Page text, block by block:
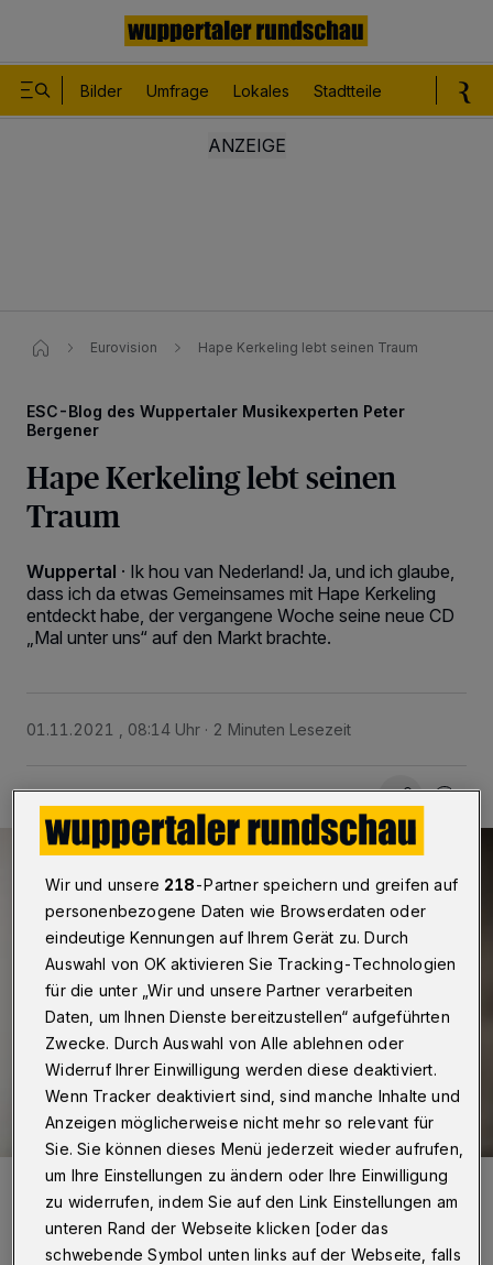
Bilder Umfrage Lokales Stadtteile
Eurovision Hape Kerkeling lebt seinen Traum
ESC-Blog des Wuppertaler Musikexperten Peter
Bergener
Hape Kerkeling lebt seinen
Traum
Wuppertal · Ik hou van Nederland! Ja, und ich glaube,
dass ich da etwas Gemeinsames mit Hape Kerkeling
entdeckt habe, der vergangene Woche seine neue CD
„Mal unter uns“ auf den Markt brachte.
01.11.2021 , 08:14 Uhr 2 Minuten Lesezeit
Hape Kerkeling.
Foto: Susie Knoll
Wir und unsere 218-Partner speichern und greifen auf
personenbezogene Daten wie Browserdaten oder
eindeutige Kennungen auf Ihrem Gerät zu. Durch
Auswahl von OK aktivieren Sie Tracking-Technologien
für die unter „Wir und unsere Partner verarbeiten
Daten, um Ihnen Dienste bereitzustellen“ aufgeführten
Zwecke. Durch Auswahl von Alle ablehnen oder
Widerruf Ihrer Einwilligung werden diese deaktiviert.
Wenn Tracker deaktiviert sind, sind manche Inhalte und
Anzeigen möglicherweise nicht mehr so relevant für
Sie. Sie können dieses Menü jederzeit wieder aufrufen,
um Ihre Einstellungen zu ändern oder Ihre Einwilligung
zu widerrufen, indem Sie auf den Link Einstellungen am
unteren Rand der Webseite klicken [oder das
schwebende Symbol unten links auf der Webseite, falls